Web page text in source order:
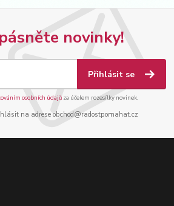
novinky!
Přihlásit se
osobních údajů za účelem rozesílky novinek.
na adrese obchod@radostpomahat.cz